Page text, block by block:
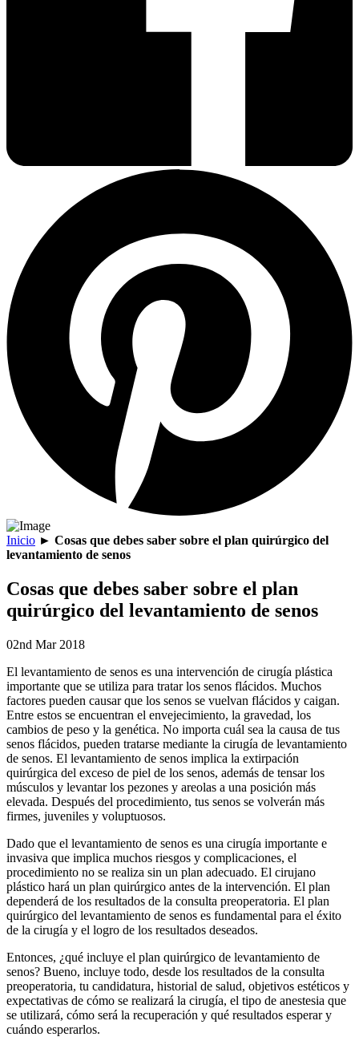
Inicio ► Cosas que debes saber sobre el plan quirúrgico del
levantamiento de senos
Cosas que debes saber sobre el plan
quirúrgico del levantamiento de senos
02nd Mar 2018
El levantamiento de senos es una intervención de cirugía plástica
importante que se utiliza para tratar los senos flácidos. Muchos
factores pueden causar que los senos se vuelvan flácidos y caigan.
Entre estos se encuentran el envejecimiento, la gravedad, los
cambios de peso y la genética. No importa cuál sea la causa de tus
senos flácidos, pueden tratarse mediante la cirugía de levantamiento
de senos. El levantamiento de senos implica la extirpación
quirúrgica del exceso de piel de los senos, además de tensar los
músculos y levantar los pezones y areolas a una posición más
elevada. Después del procedimiento, tus senos se volverán más
firmes, juveniles y voluptuosos.
Dado que el levantamiento de senos es una cirugía importante e
invasiva que implica muchos riesgos y complicaciones, el
procedimiento no se realiza sin un plan adecuado. El cirujano
plástico hará un plan quirúrgico antes de la intervención. El plan
dependerá de los resultados de la consulta preoperatoria. El plan
quirúrgico del levantamiento de senos es fundamental para el éxito
de la cirugía y el logro de los resultados deseados.
Entonces, ¿qué incluye el plan quirúrgico de levantamiento de
senos? Bueno, incluye todo, desde los resultados de la consulta
preoperatoria, tu candidatura, historial de salud, objetivos estéticos y
expectativas de cómo se realizará la cirugía, el tipo de anestesia que
se utilizará, cómo será la recuperación y qué resultados esperar y
cuándo esperarlos.